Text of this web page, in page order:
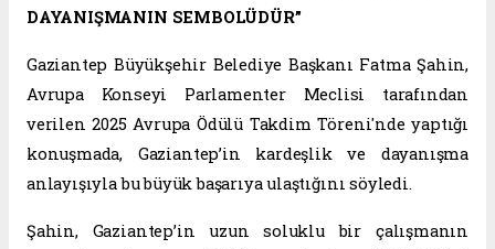
DAYANIŞMANIN SEMBOLÜDÜR”
Gaziantep Büyükşehir Belediye Başkanı Fatma Şahin,
Avrupa Konseyi Parlamenter Meclisi tarafından
verilen 2025 Avrupa Ödülü Takdim Töreni'nde yaptığı
konuşmada, Gaziantep’in kardeşlik ve dayanışma
anlayışıyla bu büyük başarıya ulaştığını söyledi.
Şahin, Gaziantep’in uzun soluklu bir çalışmanın